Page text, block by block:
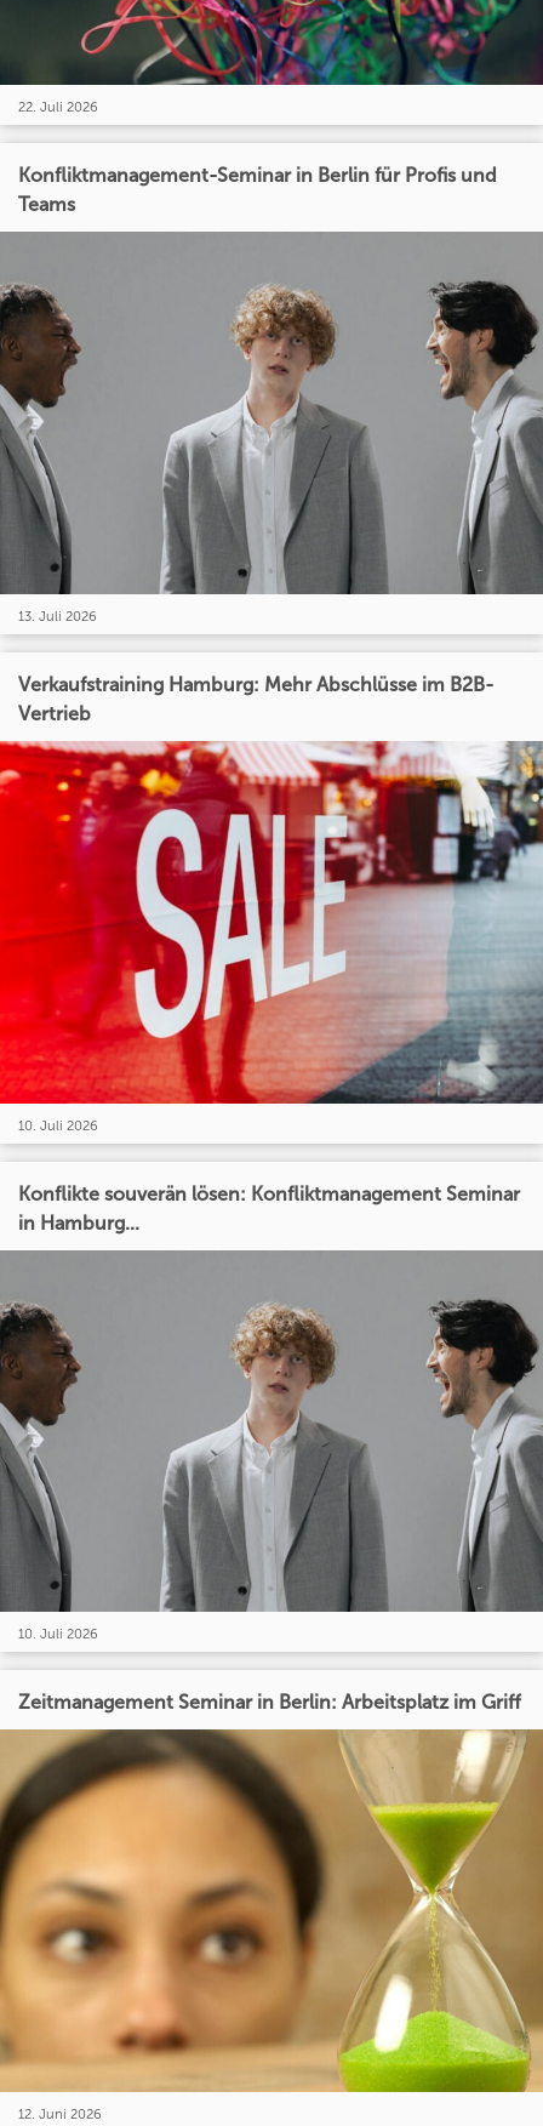
22. Juli 2026
Konfliktmanagement-Seminar in Berlin für Profis und
Teams
13. Juli 2026
Verkaufstraining Hamburg: Mehr Abschlüsse im B2B-
Vertrieb
10. Juli 2026
Konflikte souverän lösen: Konfliktmanagement Seminar
in Hamburg...
10. Juli 2026
Zeitmanagement Seminar in Berlin: Arbeitsplatz im Griff
12. Juni 2026